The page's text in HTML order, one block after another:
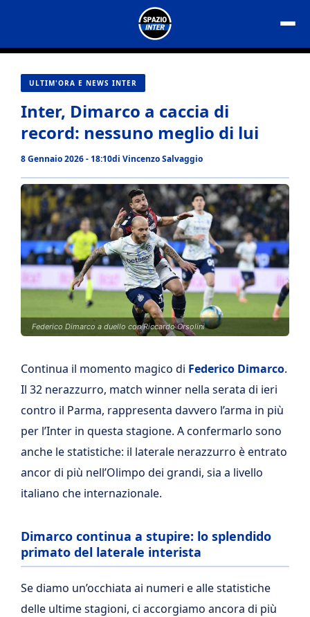
contenuto
ULTIM'ORA E NEWS INTER
Inter, Dimarco a caccia di
record: nessuno meglio di lui
8 Gennaio 2026 - 18:10di Vincenzo Salvaggio
Federico Dimarco a duello con Riccardo Orsolini
Continua il momento magico di Federico Dimarco.
Il 32 nerazzurro, match winner nella serata di ieri
contro il Parma, rappresenta davvero l’arma in più
per l’Inter in questa stagione. A confermarlo sono
anche le statistiche: il laterale nerazzurro è entrato
ancor di più nell’Olimpo dei grandi, sia a livello
italiano che internazionale.
Dimarco continua a stupire: lo splendido
primato del laterale interista
Se diamo un’occhiata ai numeri e alle statistiche
delle ultime stagioni, ci accorgiamo ancora di più